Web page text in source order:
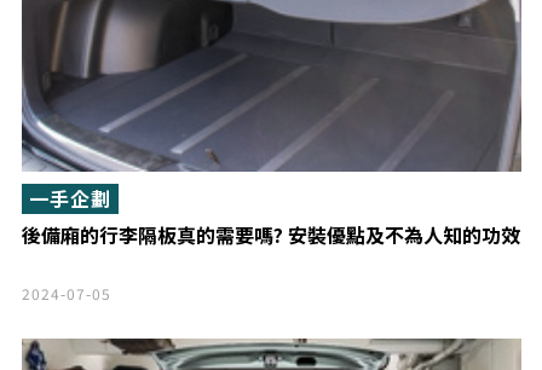
後備廂的行李隔板真的需要嗎? 安裝優點及不為人知的功效
一手企劃
2024-07-05